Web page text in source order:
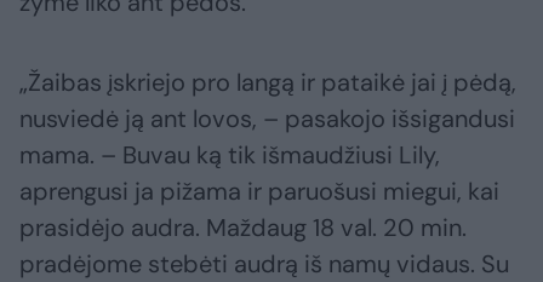
„Žaibas įskriejo pro langą ir pataikė jai į pėdą,
nusviedė ją ant lovos, – pasakojo išsigandusi
mama. – Buvau ką tik išmaudžiusi Lily,
aprengusi ja pižama ir paruošusi miegui, kai
prasidėjo audra. Maždaug 18 val. 20 min.
pradėjome stebėti audrą iš namų vidaus. Su